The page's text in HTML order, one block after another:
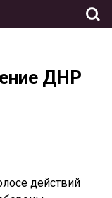
ДНР
действий